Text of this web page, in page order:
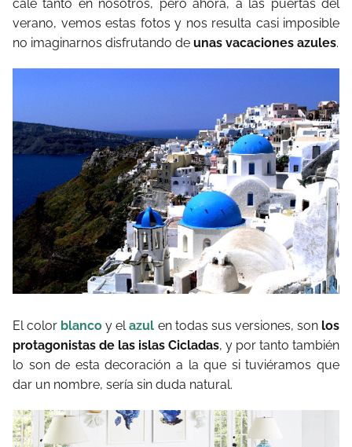
cale tanto en nosotros, pero ahora, a las puertas del
verano, vemos estas fotos y nos resulta casi imposible
no imaginarnos disfrutando de unas vacaciones azules.
El color blanco y elazul en todas sus versiones, son los
protagonistas de las islas Cicladas, y por tanto también
lo son de esta decoración a la que si tuviéramos que
dar un nombre, sería sin duda natural.